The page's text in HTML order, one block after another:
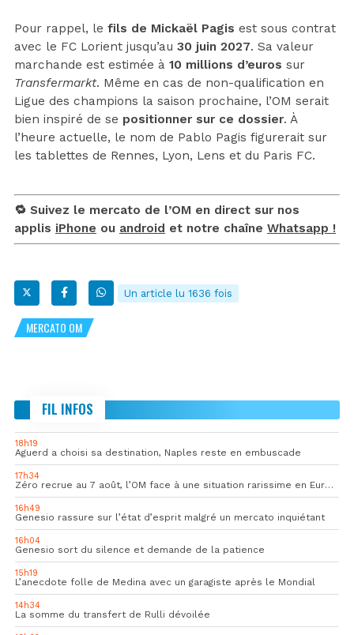
Pour rappel, le fils de Mickaël Pagis est sous contrat
avec le FC Lorient jusqu’au 30 juin 2027. Sa valeur
marchande est estimée à 10 millions d’euros sur
Transfermarkt. Même en cas de non-qualification en
Ligue des champions la saison prochaine, l’OM serait
bien inspiré de se positionner sur ce dossier. À
l’heure actuelle, le nom de Pablo Pagis figurerait sur
les tablettes de Rennes, Lyon, Lens et du Paris FC.
🔁 Suivez le mercato de l’OM en direct sur nos
applis iPhone ou android et notre chaîne Whatsapp !
Un article lu 1636 fois
MERCATO OM
FIL INFOS
18h19
Aguerd a choisi sa destination, Naples reste en embuscade
17h34
Zéro recrue au 7 août, l’OM face à une situation rarissime en Europe
16h49
Genesio rassure sur l’état d’esprit malgré un mercato inquiétant
16h04
Genesio sort du silence et demande de la patience
15h19
L’anecdote folle de Medina avec un garagiste après le Mondial
14h34
La somme du transfert de Rulli dévoilée